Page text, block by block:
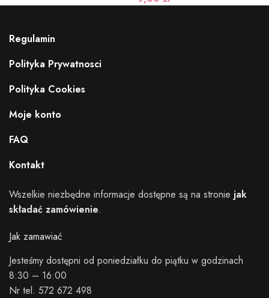
Regulamin
Polityka Prywatnosci
Polityka Cookies
Moje konto
FAQ
Kontakt
Wszelkie niezbędne informacje dostępne są na stronie jak
składać zamówienie.
Jak zamawiać
Jesteśmy dostępni od poniedziałku do piątku w godzinach
8:30 – 16:00
Nr tel. 572 672 498